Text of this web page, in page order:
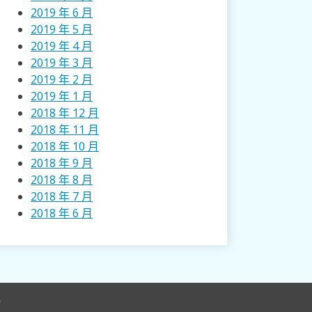
2019 年 6 月
2019 年 5 月
2019 年 4 月
2019 年 3 月
2019 年 2 月
2019 年 1 月
2018 年 12 月
2018 年 11 月
2018 年 10 月
2018 年 9 月
2018 年 8 月
2018 年 7 月
2018 年 6 月